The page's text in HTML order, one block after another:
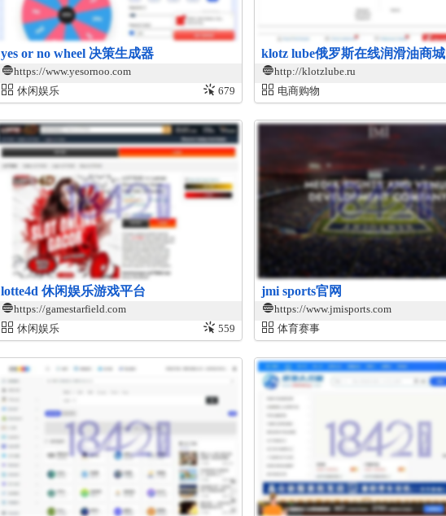
yes or no wheel 决策生成器
https://www.yesornoo.com
休闲娱乐
679
klotz lube俄罗斯在线润滑油商城
http://klotzlube.ru
电商购物
lotte4d 休闲娱乐游戏平台
https://gamestarfield.com
休闲娱乐
559
jmi sports官网
https://www.jmisports.com
体育赛事